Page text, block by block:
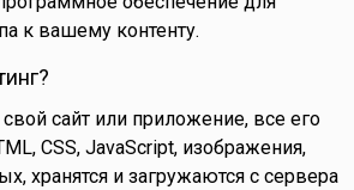
к вашему контенту.
сайт или приложение, все его
CSS, JavaScript, изображения,
хранятся и загружаются с сервера